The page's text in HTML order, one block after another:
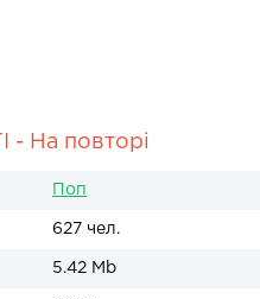
- На повторі
Поп
627 чел.
5.42 Mb